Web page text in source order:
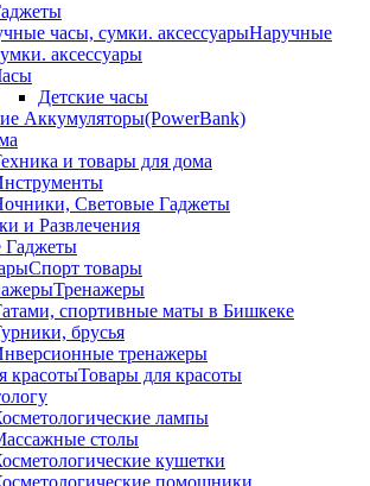
Наручные
аксессуары
Детские часы
Аккумуляторы(PowerBank)
и товары для дома
Световые Гаджеты
и Развлечения
Гаджеты
Спорт товары
Тренажеры
спортивные маты в Бишкеке
брусья
тренажеры
Товары для красоты
лампы
столы
кушетки
помошники